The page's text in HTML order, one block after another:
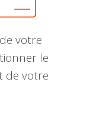
votre
le
de votre